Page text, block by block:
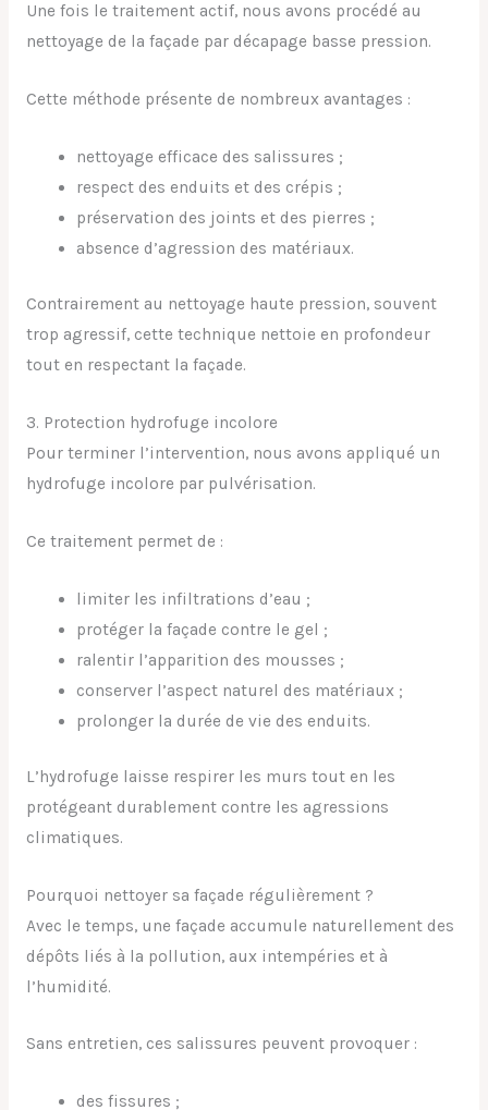
Une fois le traitement actif, nous avons procédé au
nettoyage de la façade par décapage basse pression.
Cette méthode présente de nombreux avantages :
nettoyage efficace des salissures ;
respect des enduits et des crépis ;
préservation des joints et des pierres ;
absence d’agression des matériaux.
Contrairement au nettoyage haute pression, souvent
trop agressif, cette technique nettoie en profondeur
tout en respectant la façade.
3. Protection hydrofuge incolore
Pour terminer l’intervention, nous avons appliqué un
hydrofuge incolore par pulvérisation.
Ce traitement permet de :
limiter les infiltrations d’eau ;
protéger la façade contre le gel ;
ralentir l’apparition des mousses ;
conserver l’aspect naturel des matériaux ;
prolonger la durée de vie des enduits.
L’hydrofuge laisse respirer les murs tout en les
protégeant durablement contre les agressions
climatiques.
Pourquoi nettoyer sa façade régulièrement ?
Avec le temps, une façade accumule naturellement des
dépôts liés à la pollution, aux intempéries et à
l’humidité.
Sans entretien, ces salissures peuvent provoquer :
des fissures ;